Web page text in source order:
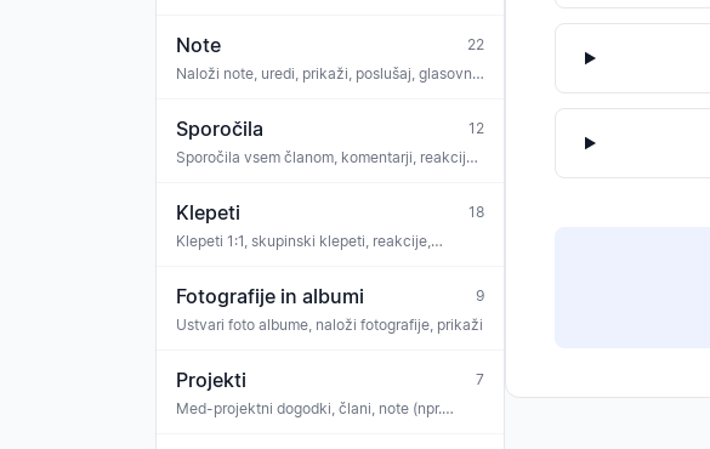
Note
22
Naloži note, uredi, prikaži, poslušaj, glasovni
Sporočila
12
Sporočila vsem članom, komentarji, reakcije,
Klepeti
18
Klepeti 1:1, skupinski klepeti, reakcije,
Fotografije in albumi
9
Ustvari foto albume, naloži fotografije, prikaži
Projekti
7
Med-projektni dogodki, člani, note (npr.